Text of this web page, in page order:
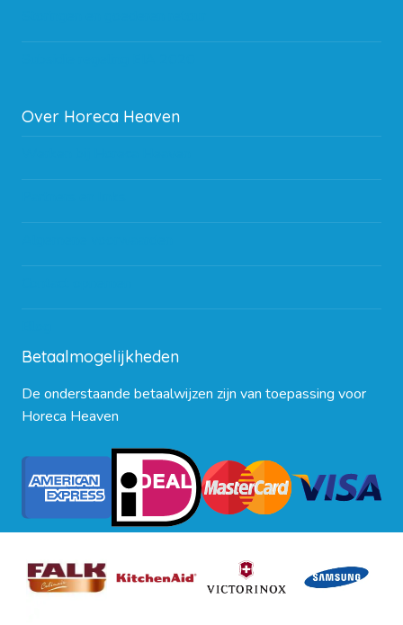
Over Horeca Heaven
Betaalmogelijkheden
De onderstaande betaalwijzen zijn van toepassing voor
Horeca Heaven